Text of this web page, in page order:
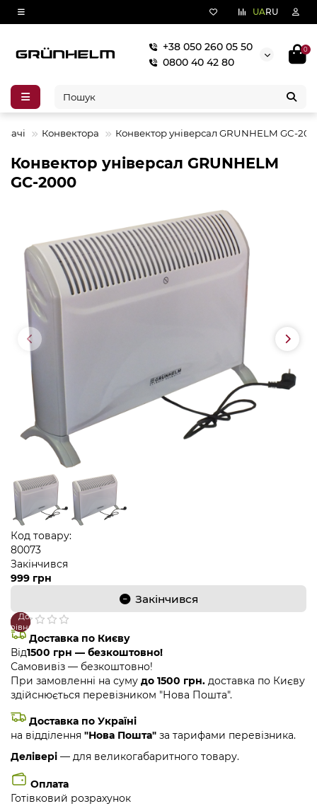
UARU
+38 050 260 05 50
0800 40 42 80
0
Конвектора Конвектор універсал GRUNHELM GC-
Конвектор універсал GRUNHELM
GC-2000
Код товару:
80073
Закінчився
999 грн
Закінчився
В
закладки
До
Доставка по Києву
Від1500 грн — безкоштовно!
Самовивіз — безкоштовно!
При замовленні на суму до 1500 грн. доставка по Києву
здійснюється перевізником "Нова Пошта".
Доставка по Україні
на відділення "Нова Пошта" за тарифами перевізника.
Делівері — для великогабаритного товару.
Оплата
Готівковий розрахунок